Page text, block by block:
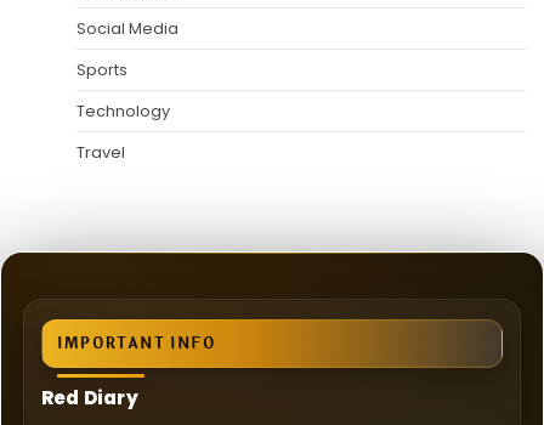
Social Media
Sports
Technology
Travel
IMPORTANT INFO
Red Diary